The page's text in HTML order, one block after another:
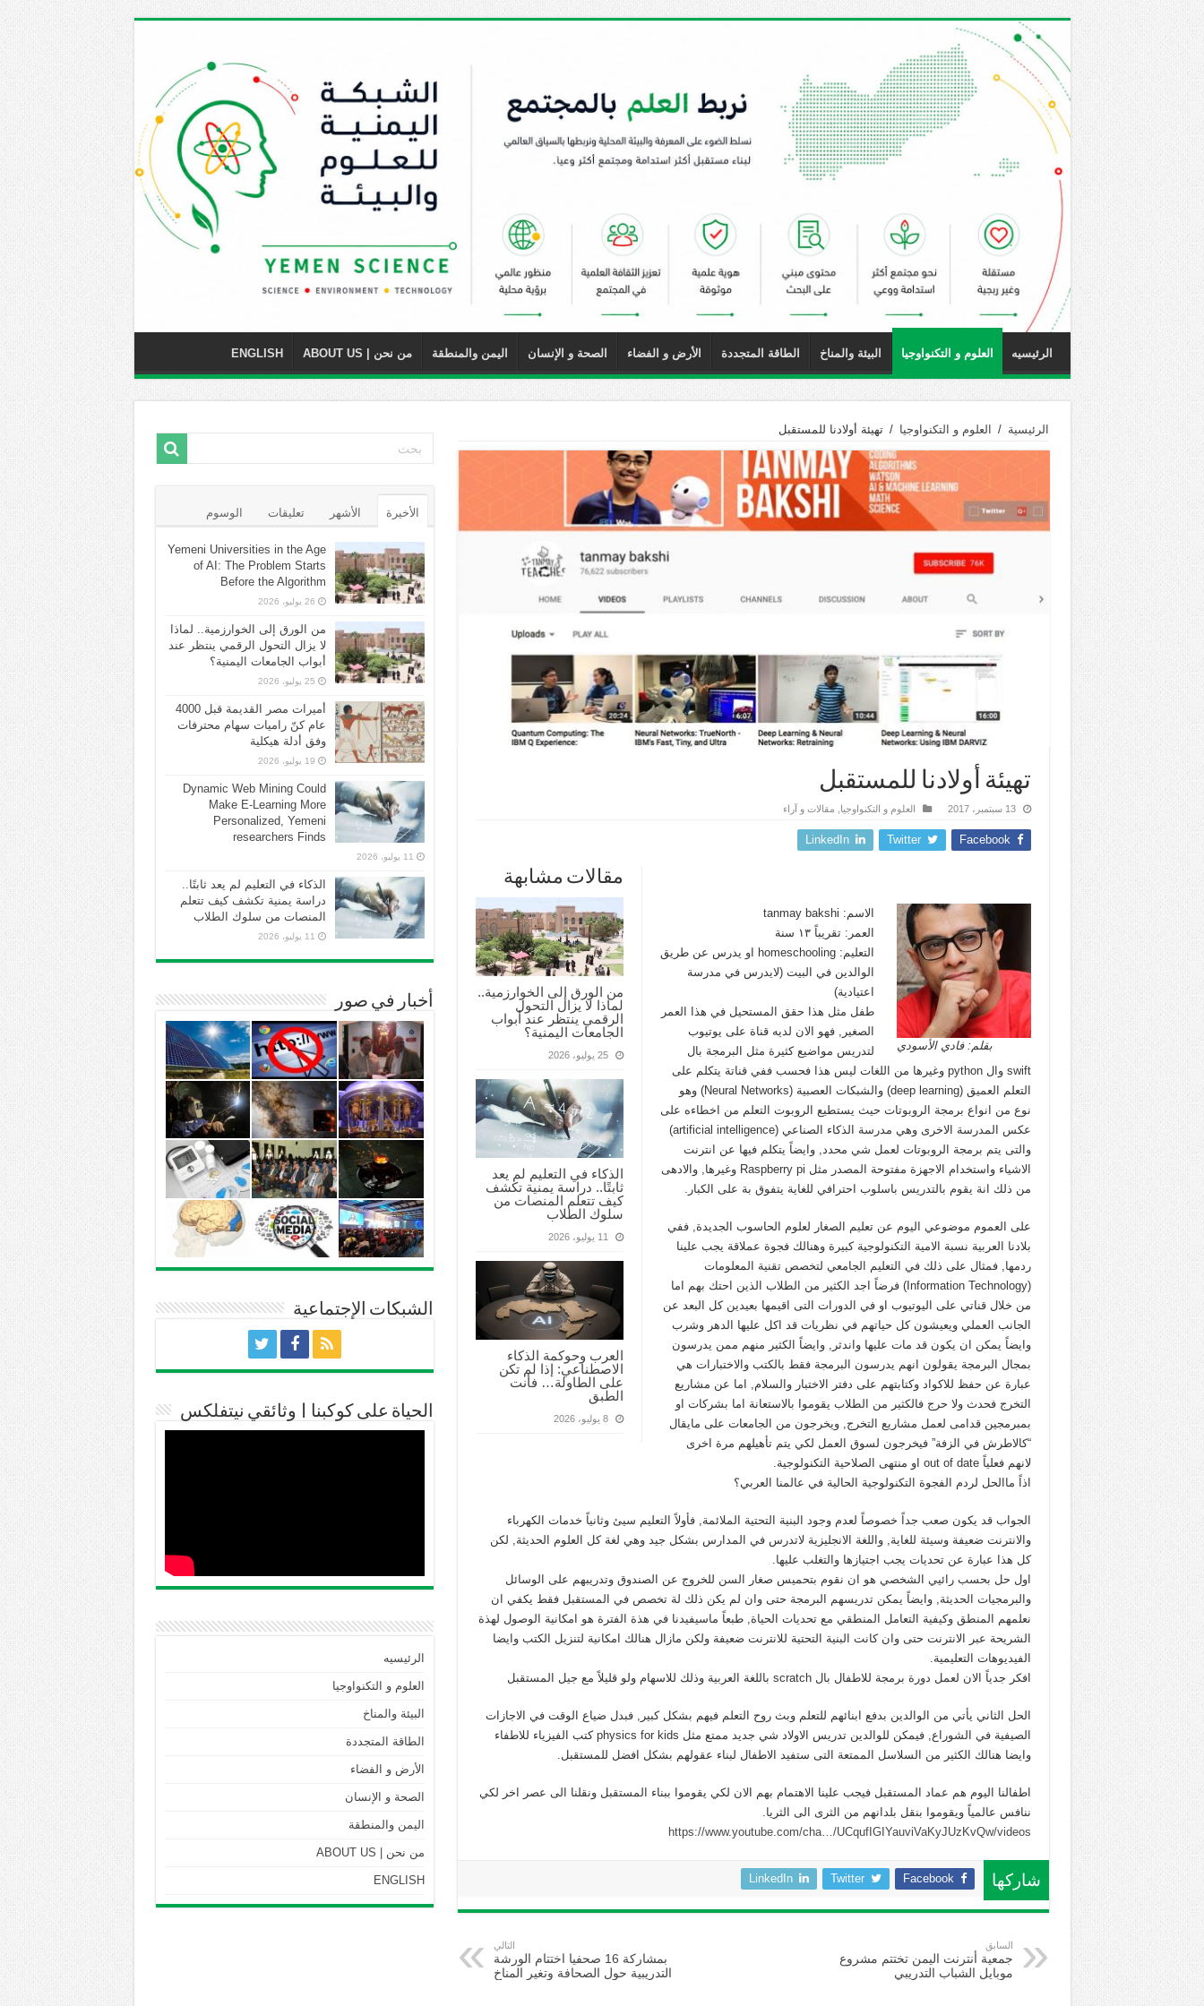
الرئيسيه العلوم و التكنواوجيا البيئة والمناخ الطاقة المتجددة الأرض و الفضاء الصحة و الإنسان اليمن والمنطقة من نحن | ABOUT US ENGLISH
الرئيسية / العلوم و التكنواوجيا / تهيئة أولادنا للمستقبل
تهيئة أولادنا للمستقبل
13 سبتمبر، 2017 العلوم و التكنواوجيا مقالات و آراء
Facebook
Twitter
LinkedIn
مقالات مشابهة
من الورق إلى الخوارزمية..
لماذا لا يزال التحول
الرقمي ينتظر عند أبواب
الجامعات اليمنية؟
25 يوليو، 2026
الذكاء في التعليم لم يعد
ثابتًا.. دراسة يمنية تكشف
كيف تتعلم المنصات من
سلوك الطلاب
11 يوليو، 2026
العرب وحوكمة الذكاء
الاصطناعي: إذا لم تكن
على الطاولة… فأنت
الطبق
8 يوليو، 2026
بقلم: فادي الأسودي
الاسم: tanmay bakshi
العمر: تقريباً ١٣ سنة
التعليم: homeschooling او يدرس عن طريق
الوالدين في البيت (لايدرس في مدرسة
اعتيادية)
طفل مثل هذا حقق المستحيل في هذا العمر
الصغير, فهو الان لديه قناة على يوتيوب
لتدريس مواضيع كثيرة مثل البرمجة بال
swift وال python وغيرها من اللغات ليس هذا فحسب ففي قناتة يتكلم على
التعلم العميق (deep learning) والشبكات العصبية (Neural Networks) وهو
نوع من انواع برمجة الروبوتات حيث يستطيع الروبوت التعلم من اخطاءه على
عكس المدرسة الاخرى وهي مدرسة الذكاء
الصناعي (artificial intelligence)
والتى يتم برمجة الروبوتات لعمل شي محدد, وايضاً يتكلم فيها عن انترنت
الاشياء واستخدام الاجهزة مفتوحة المصدر مثل Raspberry pi وغيرها, والادهى
من ذلك انة يقوم بالتدريس باسلوب احترافي للغاية يتفوق بة على الكبار.
على العموم موضوعي اليوم عن تعليم الصغار لعلوم الحاسوب الجديدة, ففي
بلادنا العربية نسبة الامية التكنولوجية كبيرة وهنالك فجوة عملاقة يجب علينا
ردمها, فمثال على ذلك في التعليم الجامعي لتخصص تقنية المعلومات
(Information Technology) فرضاً اجد الكثير من الطلاب الذين احتك بهم اما
من خلال قناتي على اليوتيوب او في الدورات التى اقيمها بعيدين كل البعد عن
الجانب العملي ويعيشون كل حياتهم في نظريات قد اكل عليها الدهر وشرب
وايضاً يمكن ان يكون قد مات عليها واندثر, وايضاً الكثير منهم ممن يدرسون
بمجال البرمجة يقولون انهم يدرسون البرمجة فقط بالكتب والاختبارات هي
عبارة عن حفظ للاكواد وكتابتهم على دفتر الاختبار والسلام, اما عن مشاريع
التخرج فحدث ولا حرج فالكثير من الطلاب يقوموا بالاستعانة اما بشركات او
بمبرمجين قدامى لعمل مشاريع التخرج, ويخرجون من الجامعات على مايقال
“كالاطرش في الزفة” فيخرجون لسوق العمل لكي يتم تأهيلهم مرة اخرى
لانهم فعلياً out of date او منتهى الصلاحية التكنولوجية.
اذاً ماالحل لردم الفجوة التكنولوجية الحالية في عالمنا العربي؟
الجواب قد يكون صعب جداً خصوصاً لعدم وجود البنية التحتية الملائمة, فأولاً التعليم سيئ وثانياً خدمات الكهرباء
والانترنت ضعيفة وسيئة للغاية, واللغة الانجليزية لاتدرس في المدارس بشكل جيد وهي لغة كل العلوم الحديثة, لكن
كل هذا عبارة عن تحديات يجب اجتيازها والتغلب عليها.
اول حل بحسب رائيي الشخصي هو ان نقوم بتحميس صغار السن للخروج عن الصندوق وتدريبهم على الوسائل
والبرمجيات الحديثة, وايضاً يمكن تدريسهم البرمجة حتى وان لم يكن ذلك لة تخصص في المستقبل فقط يكفي ان
نعلمهم المنطق وكيفية التعامل المنطقي مع تحديات الحياة, طبعاً ماسيفيدنا في هذة الفترة هو امكانية الوصول لهذة
الشريحة عبر الانترنت حتى وان كانت البنية التحتية للانترنت ضعيفة ولكن مازال هنالك امكانية لتنزيل الكتب وايضا
الفيديوهات التعليمية.
افكر جدياً الان لعمل دورة برمجة للاطفال بال scratch باللغة العربية وذلك للاسهام ولو قليلاً مع جيل المستقبل
الحل الثاني يأتي من الوالدين بدفع ابنائهم للتعلم وبث روح التعلم فيهم بشكل كبير, فبدل ضياع الوقت في الاجازات
الصيفية في الشوراع, فيمكن للوالدين تدريس الاولاد شي جديد ممتع مثل physics for kids كتب الفيزياء للاطفاء
وايضا هنالك الكثير من السلاسل الممتعة التى ستفيد الاطفال لبناء عقولهم بشكل افضل للمستقبل.
اطفالنا اليوم هم عماد المستقبل فيجب علينا الاهتمام بهم الان لكي يقوموا ببناء المستقبل ونقلنا الى عصر اخر لكي
ننافس عالمياً ويقوموا بنقل بلدانهم من الثرى الى الثريا.
https://www.youtube.com/cha…/UCqufIGIYauviVaKyJUzKvQw/videos
شاركها Facebook
Twitter
LinkedIn
السابق
جمعية أنترنت اليمن تختتم مشروع
موبايل الشباب التدريبي
التالي
بمشاركة 16 صحفيا اختتام الورشة
التدريبية حول الصحافة وتغير المناخ
الأخيرة الأشهر تعليقات الوسوم
Yemeni Universities in the Age
of AI: The Problem Starts
Before the Algorithm
26 يوليو، 2026
من الورق إلى الخوارزمية.. لماذا
لا يزال التحول الرقمي ينتظر عند
أبواب الجامعات اليمنية؟
25 يوليو، 2026
أميرات مصر القديمة قبل 4000
عام كنّ راميات سهام محترفات
وفق أدلة هيكلية
19 يوليو، 2026
Dynamic Web Mining Could
Make E-Learning More
Personalized, Yemeni
researchers Finds
11 يوليو، 2026
الذكاء في التعليم لم يعد ثابتًا..
دراسة يمنية تكشف كيف تتعلم
المنصات من سلوك الطلاب
11 يوليو، 2026
أخبار في صور
الشبكات الإجتماعية
الحياة على كوكبنا | وثائقي نيتفلكس
الرئيسيه
العلوم و التكنواوجيا
البيئة والمناخ
الطاقة المتجددة
الأرض و الفضاء
الصحة و الإنسان
اليمن والمنطقة
من نحن | ABOUT US
ENGLISH